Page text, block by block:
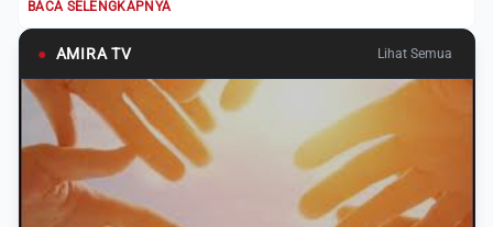
BACA SELENGKAPNYA
● AMIRA TV Lihat Semua